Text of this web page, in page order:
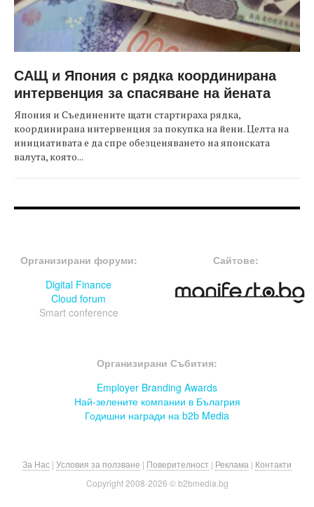
САЩ и Япония с рядка координирана
интервенция за спасяване на йената
Япония и Съединените щати стартираха рядка,
координирана интервенция за покупка на йени. Целта на
инициативата е да спре обезценяването на японската
валута, която...
Организирани форуми:
Digital Finance
Cloud forum
Smart conference
Сайтове:
Организирани Събития:
Employer Branding Awards
Най-зелените компании в Бълагрия
Годишни награди на b2b Media
За Нас | Условия за ползване | Поверителност | Реклама | Контакти
Copyright 2008-2026 © b2bmedia.bg